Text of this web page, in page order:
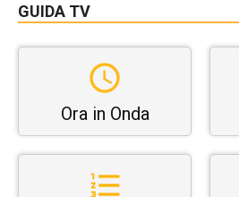
GUIDA TV
Ora in Onda